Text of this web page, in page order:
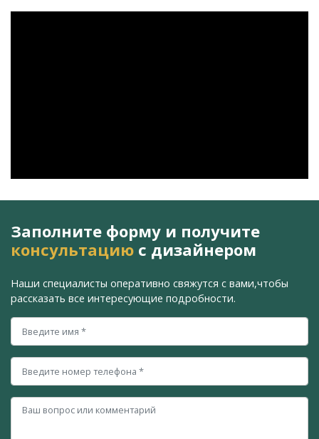
Заполните форму и получите
консультацию с дизайнером
Наши специалисты оперативно свяжутся с вами,чтобы
рассказать все интересующие подробности.